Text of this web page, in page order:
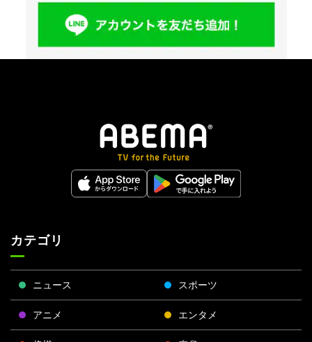
カテゴリ
ニュース スポーツ
アニメ エンタメ